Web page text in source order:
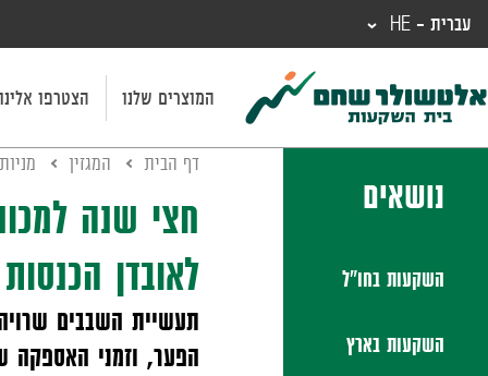
עברית - HE
המוצרים שלנו הצטרפו אלינו
נושאים
השקעות בחו"ל
השקעות בארץ
דף הבית המגזין
חצי שנה
לאובדן
תעשיית השבבים
הפער, וזמני האספקה